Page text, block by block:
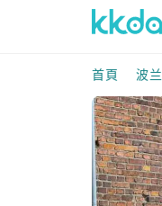
首頁 波兰